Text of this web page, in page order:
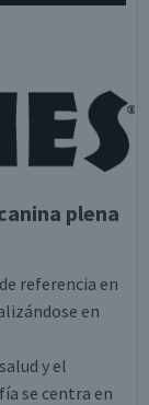
plena
referencia en
en
y el
se centra en